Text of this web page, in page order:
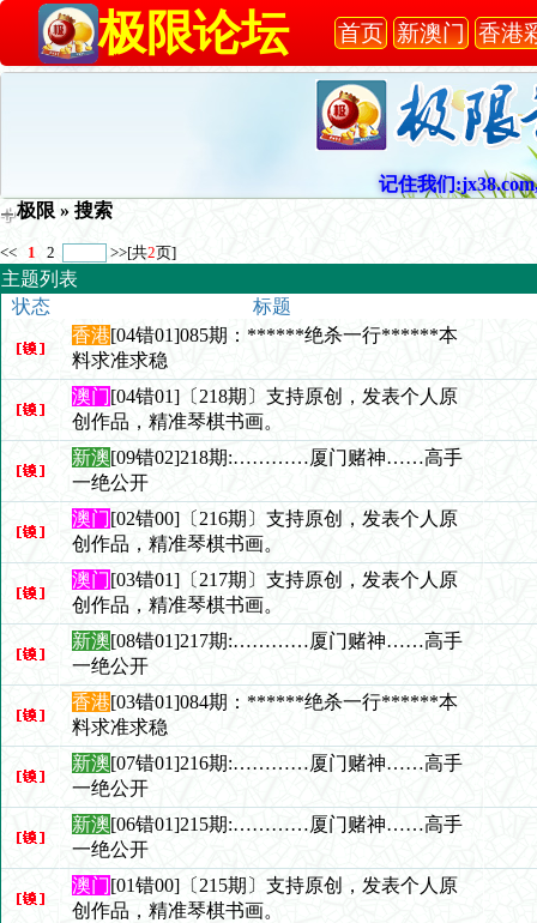
极限论坛 首页 新澳门 香港
记住我们
极限 » 搜索
<< 1 2 >>[共2页]
主题列表
状态
标题
香港[04错01]085期：******绝杀一行******本
料求准求稳
澳门[04错01]〔218期〕支持原创，发表个人原
创作品，精准琴棋书画。
新澳[09错02]218期:…………厦门赌神……高手
一绝公开
澳门[02错00]〔216期〕支持原创，发表个人原
创作品，精准琴棋书画。
澳门[03错01]〔217期〕支持原创，发表个人原
创作品，精准琴棋书画。
新澳[08错01]217期:…………厦门赌神……高手
一绝公开
香港[03错01]084期：******绝杀一行******本
料求准求稳
新澳[07错01]216期:…………厦门赌神……高手
一绝公开
新澳[06错01]215期:…………厦门赌神……高手
一绝公开
澳门[01错00]〔215期〕支持原创，发表个人原
创作品，精准琴棋书画。